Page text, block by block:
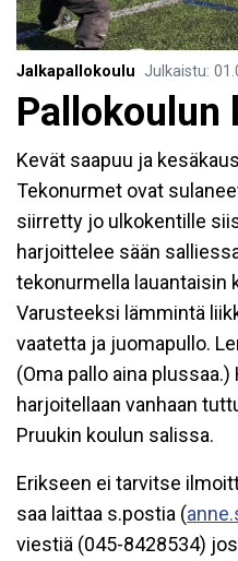
Jalkapallokoulu Julkaistu:
Pallokoulun
Kevät saapuu ja
Tekonurmet ovat
siirretty jo ulkokentille
harjoittelee sään
tekonurmella lauantaisin
Varusteeksi lämmintä
vaatetta ja juomapullo.
(Oma pallo aina
harjoitellaan vanhaan
Pruukin koulun salissa.
Erikseen ei tarvitse
saa laittaa s.postia (
viestiä (045-8428534)